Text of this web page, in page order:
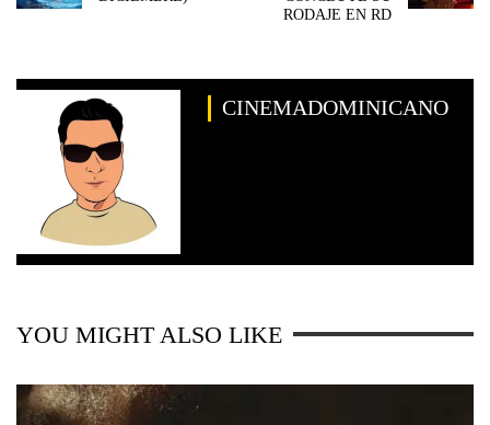
RODAJE EN RD
CINEMADOMINICANO
YOU MIGHT ALSO LIKE